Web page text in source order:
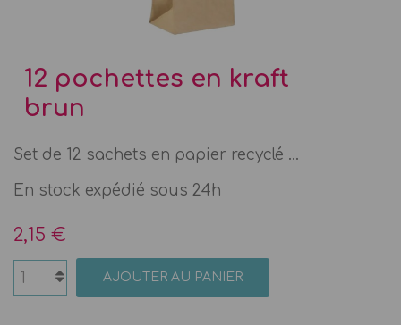
12 pochettes en kraft
brun
Set de 12 sachets en papier recyclé ...
En stock expédié sous 24h
2,15 €
AJOUTER AU PANIER